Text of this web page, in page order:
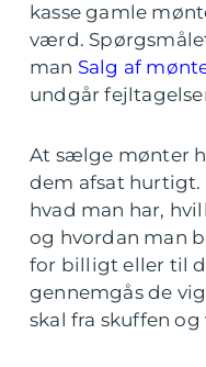
kasse gamle
værd.
man Salg af
undgår
At sælge mønter
dem afsat hurtigt.
hvad man har,
og hvordan man
for billigt eller til
gennemgås de
skal fra skuffen